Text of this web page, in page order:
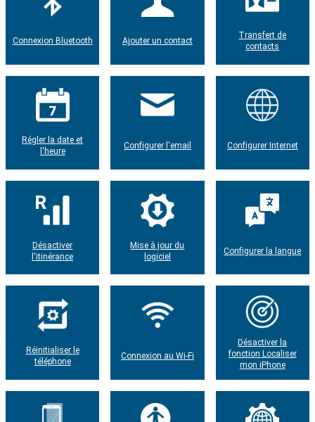
Connexion Bluetooth Ajouter un contact
Transfert de
contacts
Régler la date et
l'heure
Configurer l'email Configurer Internet
Désactiver
l'itinérance
Mise à jour du
logiciel
Configurer la langue
Réinitialiser le
téléphone
Connexion au Wi-Fi
Désactiver la
fonction Localiser
mon iPhone